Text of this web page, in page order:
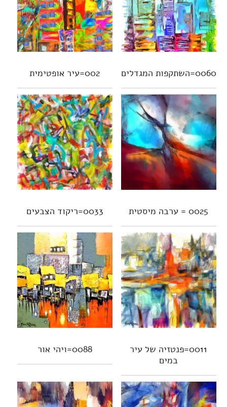
0060=השתקפות המגדלים 002=עיר אופטימית
0025 = ערבה מיסטית 0033=ריקוד הצבעים
0011=פנטזיה של עיר
במים
0088=ויהי אור